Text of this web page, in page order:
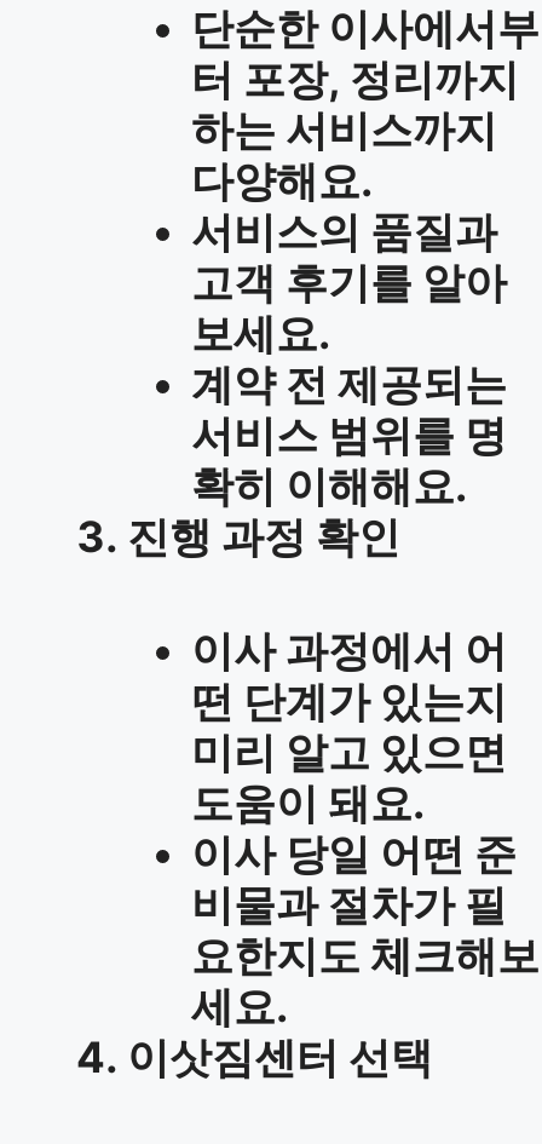
단순한 이사에서부
터 포장, 정리까지
하는 서비스까지
다양해요.
서비스의 품질과
고객 후기를 알아
보세요.
계약 전 제공되는
서비스 범위를 명
확히 이해해요.
진행 과정 확인
이사 과정에서 어
떤 단계가 있는지
미리 알고 있으면
도움이 돼요.
이사 당일 어떤 준
비물과 절차가 필
요한지도 체크해보
세요.
이삿짐센터 선택